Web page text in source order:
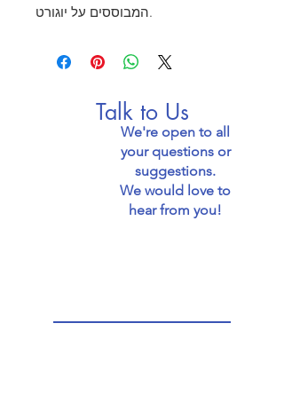
המבוססים על יוגורט.
We're open to all
your questions or
suggestions.
We would love to
hear from you!
Talk to Us